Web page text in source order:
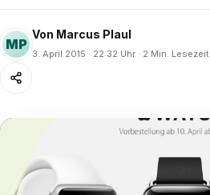
MP
Von Marcus Plaul
3. April 2015 · 22:32 Uhr · 2 Min. Lesezeit